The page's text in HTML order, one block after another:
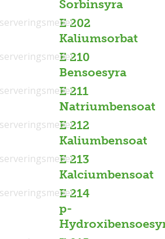
Sorbinsyra
E 202
Kaliumsorbat
E 210
Bensoesyra
E 211
Natriumbensoat
E 212
Kaliumbensoat
E 213
Kalciumbensoat
E 214
p-